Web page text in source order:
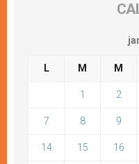
L M M
1 2
7 8 9
14 15 16